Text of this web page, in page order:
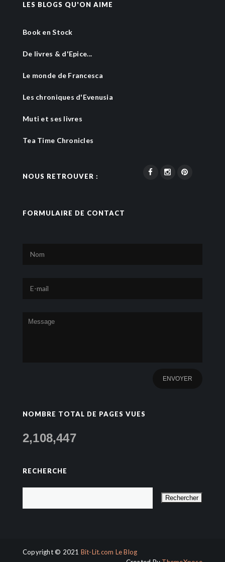
LES BLOGS QU'ON AIME
Book en Stock
De livres & d'Epice...
Le monde de Francesca
Les chroniques d'Evenusia
Muti et ses livres
Tea Time Chronicles
NOUS RETROUVER :
FORMULAIRE DE CONTACT
NOMBRE TOTAL DE PAGES VUES
2,108,447
RECHERCHE
Copyright © 2021 Bit-Lit.com Le Blog